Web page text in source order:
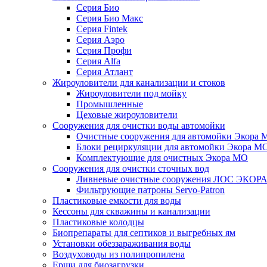
Серия Био
Серия Био Макс
Серия Fintek
Серия Аэро
Серия Профи
Серия Alfa
Серия Атлант
Жироуловители для канализации и стоков
Жироуловители под мойку
Промышленные
Цеховые жироуловители
Сооружения для очистки воды автомойки
Очистные сооружения для автомойки Экора
Блоки рециркуляции для автомойки Экора
Комплектующие для очистных Экора МО
Сооружения для очистки сточных вод
Ливневые очистные сооружения ЛОС ЭКОРА
Фильтрующие патроны Servo-Patron
Пластиковые емкости для воды
Кессоны для скважины и канализации
Пластиковые колодцы
Биопрепараты для септиков и выгребных ям
Установки обеззараживания воды
Воздуховоды из полипропилена
Ерши для биозагрузки